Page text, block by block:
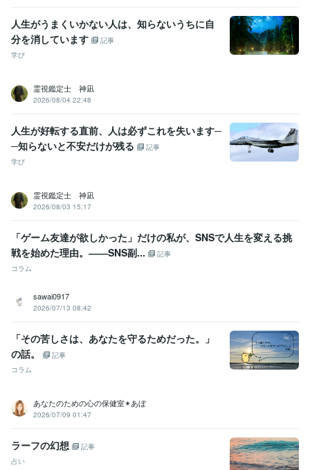
人生がうまくいかない人は、知らないうちに自
分を消しています
記事
学び
霊視鑑定士 神凪
2026/08/04 22:48
人生が好転する直前、人は必ずこれを失います─
─知らないと不安だけが残る
記事
学び
霊視鑑定士 神凪
2026/08/03 15:17
「ゲーム友達が欲しかった」だけの私が、SNSで人生を変える挑
戦を始めた理由。――SNS副...
記事
コラム
sawai0917
2026/07/13 08:42
「その苦しさは、あなたを守るためだった。」
の話。
記事
コラム
あなたのための心の保健室✴あぼ
2026/07/09 01:47
ラーフの幻想
記事
占い